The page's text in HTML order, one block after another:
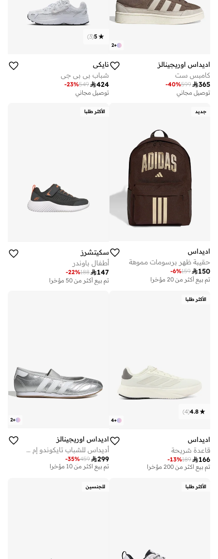
+
2
اديداس اوريجينالز
كامبس ست
365
599
-40%
توصيل مجاني
5
(
3
)
نايكي
شباب بي بي جي
424
549
-23%
توصيل مجاني
على وشك النفاد
توصيل مجاني
جديد
اديداس
حقيبة ظهر برسومات مموهة
150
159
-6%
تم بيع أكثر من 20 مؤخرا
الأكثر طلبا
سكيتشرز
أطفال باوندر
147
188
-22%
تم بيع أكثر من 50 مؤخرا
الأكثر طلبا
+
4
4.8
(
4
)
اديداس
قاعدة شريحة
166
189
-13%
على وشك النفاد
تم بيع أكثر من 200 مؤخرا
تم بيع أكثر من 200 مؤخرا
+
2
اديداس اوريجينالز
أديداس للشباب تايكوندو إم جي
299
459
-35%
توصيل مجاني
تم بيع أكثر من 10 مؤخرا
الأكثر طلبا للجنسين